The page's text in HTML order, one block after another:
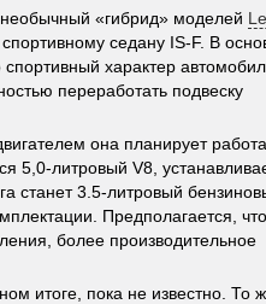
«гибрид» моделей
седану IS-F. В
характер
переработать подвеску
она планирует
5,0-литровый V8,
станет 3.5-литровый
Предполагается,
более производительное
итоге, пока не известно. То